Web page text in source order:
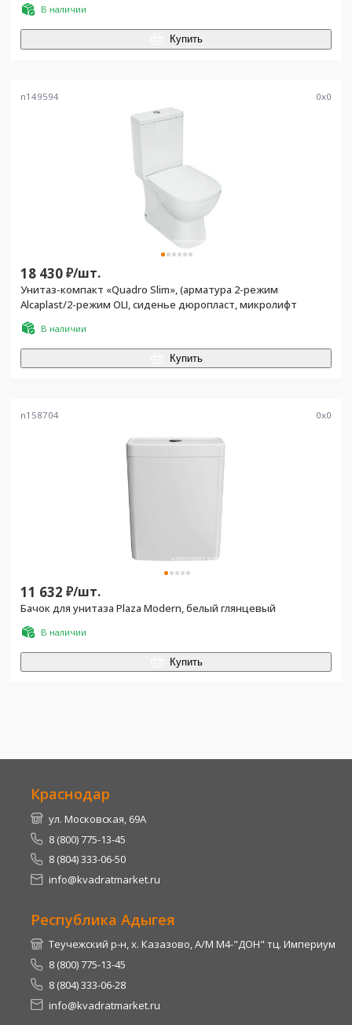
В наличии
Купить
n149594 0x0
18 430₽/шт.
Унитаз-компакт «Quadro Slim», (арматура 2-режим
Alcaplast/2-режим OLI, сиденье дюропласт, микролифт
В наличии
Купить
n158704 0x0
11 632 ₽/шт.
Бачок для унитаза Plaza Modern, белый глянцевый
В наличии
Купить
Краснодар
ул. Московская, 69А
8 (800) 775-13-45
8 (804) 333-06-50
info@kvadratmarket.ru
Республика Адыгея
Теучежский р-н, х. Казазово, А/М М4-"ДОН" тц. Империум
8 (800) 775-13-45
8 (804) 333-06-28
info@kvadratmarket.ru